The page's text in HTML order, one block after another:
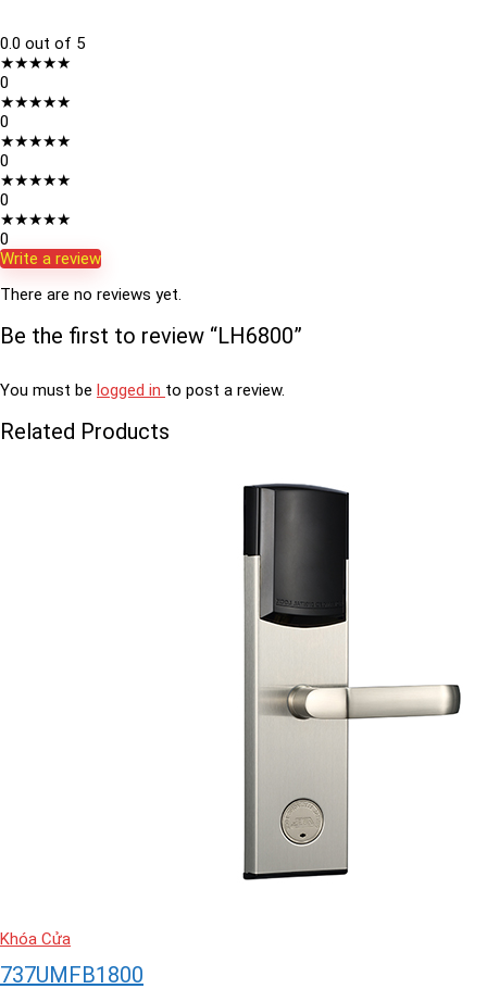
0.0 out of 5
★★★★★
0
★★★★★
0
★★★★★
0
★★★★★
0
★★★★★
0
Write a review
There are no reviews yet.
Be the first to review “LH6800”
You must be logged in to post a review.
Related Products
Khóa Cửa
737UMFB1800